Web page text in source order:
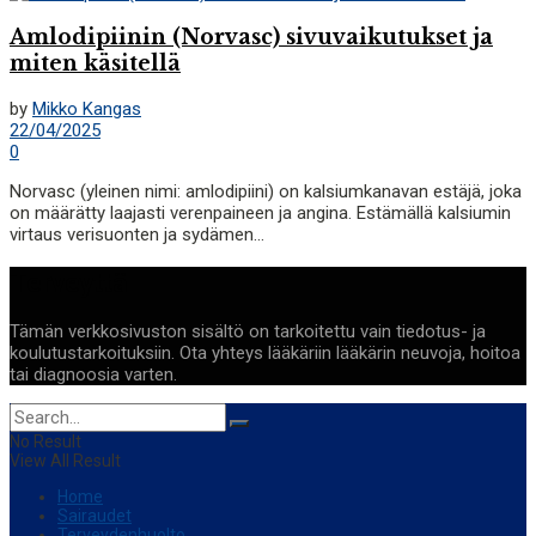
Amlodipiinin (Norvasc) sivuvaikutukset ja
miten käsitellä
by Mikko Kangas
22/04/2025
0
Norvasc (yleinen nimi: amlodipiini) on kalsiumkanavan estäjä, joka
on määrätty laajasti verenpaineen ja angina. Estämällä kalsiumin
virtaus verisuonten ja sydämen...
Tämän verkkosivuston sisältö on tarkoitettu vain tiedotus- ja
koulutustarkoituksiin. Ota yhteys lääkäriin lääkärin neuvoja, hoitoa
tai diagnoosia varten.
No Result
View All Result
Home
Sairaudet